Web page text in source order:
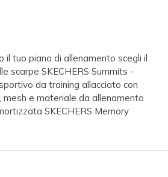
il tuo piano di allenamento scegli il
scarpe SKECHERS Summits -
da training allacciato con
mesh e materiale da allenamento
SKECHERS Memory